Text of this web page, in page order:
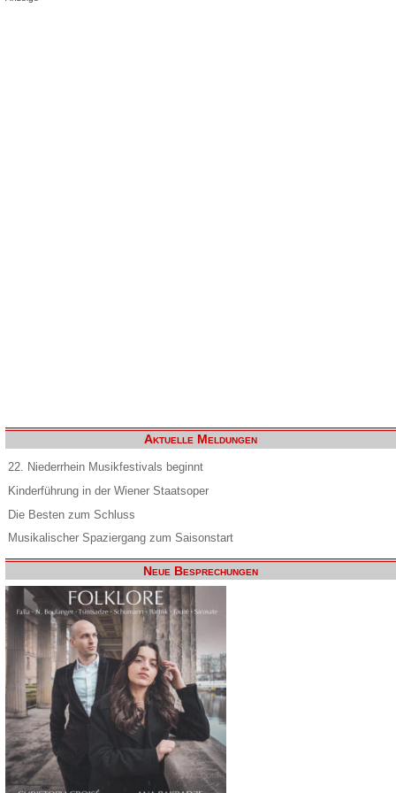
Aktuelle Meldungen
22. Niederrhein Musikfestivals beginnt
Kinderführung in der Wiener Staatsoper
Die Besten zum Schluss
Musikalischer Spaziergang zum Saisonstart
Neue Besprechungen